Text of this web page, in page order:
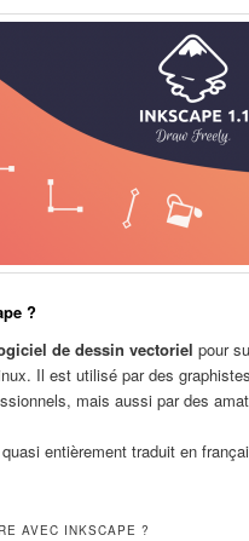
?
de dessin vectoriel pour
Il est utilisé par des
mais aussi par des
entièrement traduit en
AVEC INKSCAPE ?